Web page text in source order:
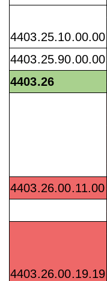
4403.25.10.00.00
4403.25.90.00.00
4403.26
4403.26.00.11.00
4403.26.00.19.19